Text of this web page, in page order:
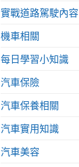
實戰道路駕駛內容
機車相關
每日學習小知識
汽車保險
汽車保養相關
汽車實用知識
汽車美容